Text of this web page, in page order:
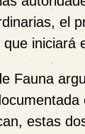
el
iniciará
Fauna
estas